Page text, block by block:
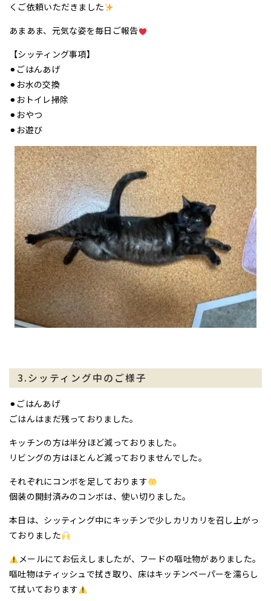
くご依頼いただきました
あまあま、元気な姿を毎日ご報告
【シッティング事項】
⚫︎ごはんあげ
⚫︎お水の交換
⚫︎おトイレ掃除
⚫︎おやつ
⚫︎お遊び
3.シッティング中のご様子
⚫︎ごはんあげ
ごはんはまだ残っておりました。
キッチンの方は半分ほど減っておりました。
リビングの方はほとんど減っておりませんでした。
それぞれにコンボを足しております
個装の開封済みのコンボは、使い切りました。
本日は、シッティング中にキッチンで少しカリカリを召し上がっ
ておりました
メールにてお伝えしましたが、フードの嘔吐物がありました。
嘔吐物はティッシュで拭き取り、床はキッチンペーパーを濡らし
て拭いております